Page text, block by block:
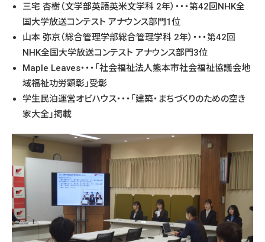
三宅 杏樹（文学部英語英米文学科 2年）・・・第42回NHK全
国大学放送コンテスト アナウンス部門1位
山本 弥京（総合管理学部総合管理学科 2年）・・・第42回
NHK全国大学放送コンテスト アナウンス部門3位
Maple Leaves・・・「社会福祉法人熊本市社会福祉協議会地
域福祉功労顕彰」受彰
学生民泊運営オビハウス・・・「建築・まちづくりのための空き
家大全」掲載